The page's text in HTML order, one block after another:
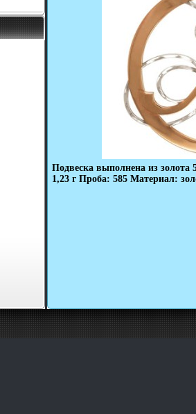
Подвеска выполнена из золота
1,23 г Проба: 585 Материал: